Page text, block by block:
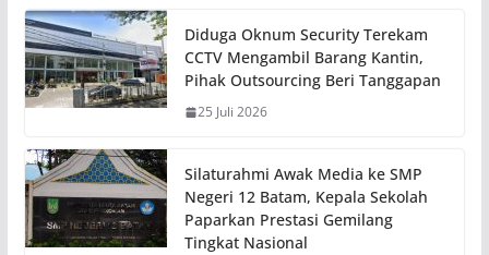
Diduga Oknum Security Terekam
CCTV Mengambil Barang Kantin,
Pihak Outsourcing Beri Tanggapan
25 Juli 2026
Silaturahmi Awak Media ke SMP
Negeri 12 Batam, Kepala Sekolah
Paparkan Prestasi Gemilang
Tingkat Nasional